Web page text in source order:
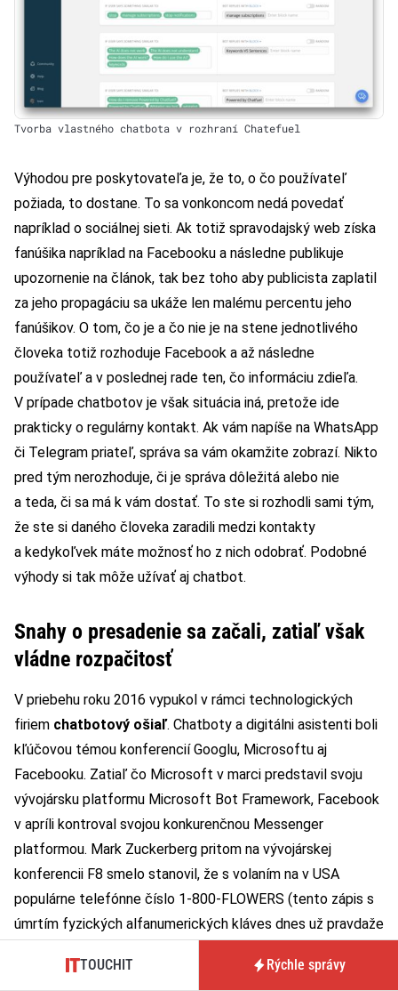
Tvorba vlastného chatbota v rozhraní Chatefuel
Výhodou pre poskytovateľa je, že to, o čo používateľ
požiada, to dostane. To sa vonkoncom nedá povedať
napríklad o sociálnej sieti. Ak totiž spravodajský web získa
fanúšika napríklad na Facebooku a následne publikuje
upozornenie na článok, tak bez toho aby publicista zaplatil
za jeho propagáciu sa ukáže len malému percentu jeho
fanúšikov. O tom, čo je a čo nie je na stene jednotlivého
človeka totiž rozhoduje Facebook a až následne
používateľ a v poslednej rade ten, čo informáciu zdieľa.
V prípade chatbotov je však situácia iná, pretože ide
prakticky o regulárny kontakt. Ak vám napíše na WhatsApp
či Telegram priateľ, správa sa vám okamžite zobrazí. Nikto
pred tým nerozhoduje, či je správa dôležitá alebo nie
a teda, či sa má k vám dostať. To ste si rozhodli sami tým,
že ste si daného človeka zaradili medzi kontakty
a kedykoľvek máte možnosť ho z nich odobrať. Podobné
výhody si tak môže užívať aj chatbot.
Snahy o presadenie sa začali, zatiaľ však
vládne rozpačitosť
V priebehu roku 2016 vypukol v rámci technologických
firiem chatbotový ošiaľ. Chatboty a digitálni asistenti boli
kľúčovou témou konferencií Googlu, Microsoftu aj
Facebooku. Zatiaľ čo Microsoft v marci predstavil svoju
vývojársku platformu Microsoft Bot Framework, Facebook
v apríli kontroval svojou konkurenčnou Messenger
platformou. Mark Zuckerberg pritom na vývojárskej
konferencii F8 smelo stanovil, že s volaním na v USA
populárne telefónne číslo 1-800-FLOWERS (tento zápis s
úmrtím fyzických alfanumerických kláves dnes už pravdaže
minulosťou a všetko zaobstará bot. Pokračoval ďalej
TOUCHIT Rýchle správy